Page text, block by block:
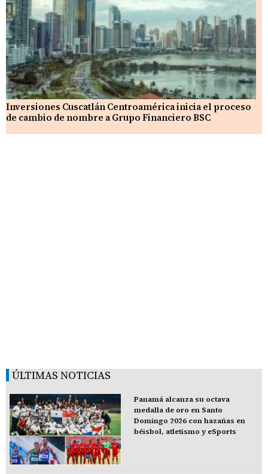
Inversiones Cuscatlán Centroamérica inicia el proceso
de cambio de nombre a Grupo Financiero BSC
ÚLTIMAS NOTICIAS
Panamá alcanza su octava
medalla de oro en Santo
Domingo 2026 con hazañas en
béisbol, atletismo y eSports